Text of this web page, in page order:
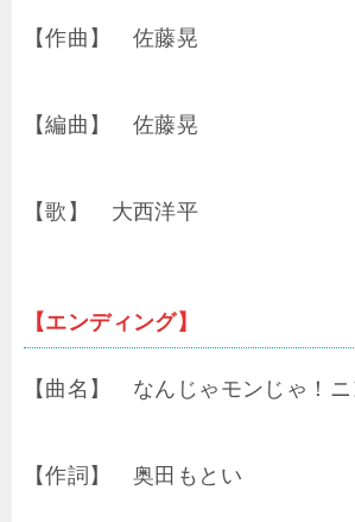
【作曲】 佐藤晃
【編曲】 佐藤晃
【歌】 大西洋平
【エンディング】
【曲名】 なんじゃモンじゃ！ニ
【作詞】 奥田もとい